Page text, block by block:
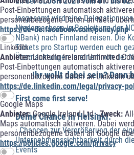
Post-Einbettungen automatisch
personenbezogene Daten an Meta
https://de-de.facebook.com/policy.php
LinkedIn
Anbieter:LinkedIn Ireland Unlimited
Post-Einbettungen automatisch
personenbezogene Daten an LinkedIn
https://de.linkedin.com/legal/privacy-
Google Maps
Anbieter:Google Ireland Ltd -Zweck:
Maps automatisch aktiveren. Dabei
personenbezogene Daten an Google
https://policies.google.com/privacy
Insgesamt wird eine Delegation
Niedersachsen in Begleitung der
NBank) nach Finnland reisen. Die
Tickets pro Startup werden euch
Übernachtungen in einem von der
Ihr wollt dabei sein? Dann
First come first serve!
Deine Chance in Helsinki:
· Chancen zur Vergrößerung der
Unternehmenssichtbarkeit durch
Events